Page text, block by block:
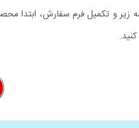
و تکمیل فرم سفارش، ابتدا